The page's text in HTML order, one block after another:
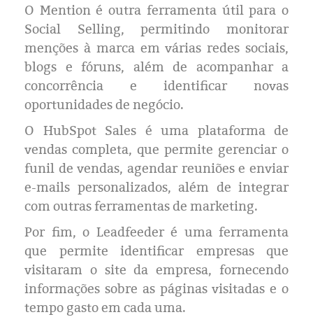
O Mention é outra ferramenta útil para o
Social Selling, permitindo monitorar
menções à marca em várias redes sociais,
blogs e fóruns, além de acompanhar a
concorrência e identificar novas
oportunidades de negócio.
O HubSpot Sales é uma plataforma de
vendas completa, que permite gerenciar o
funil de vendas, agendar reuniões e enviar
e-mails personalizados, além de integrar
com outras ferramentas de marketing.
Por fim, o Leadfeeder é uma ferramenta
que permite identificar empresas que
visitaram o site da empresa, fornecendo
informações sobre as páginas visitadas e o
tempo gasto em cada uma.